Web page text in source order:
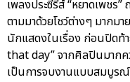
เพลงประซีรีส์ “หยาดเพชร
ตามมาด้วยโชว์ต่างๆ มากม
นักแสดงในเรื่อง ก่อนปิดท้
that day” จากศิลปินมากค
เป็นการจบงานแบบสมบูร